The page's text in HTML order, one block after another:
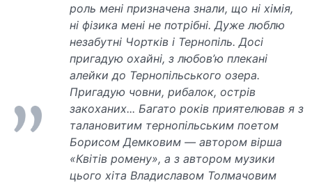
роль мені призначена знали, що ні хімія,
ні фізика мені не потрібні. Дуже люблю
незабутні Чортків і Тернопіль. Досі
пригадую охайні, з любов’ю плекані
алейки до Тернопільського озера.
Пригадую човни, рибалок, острів
закоханих... Багато років приятелював я з
талановитим тернопільським поетом
Борисом Демковим — автором вірша
«Квітів ромену», а з автором музики
цього хіта Владиславом Толмачовим